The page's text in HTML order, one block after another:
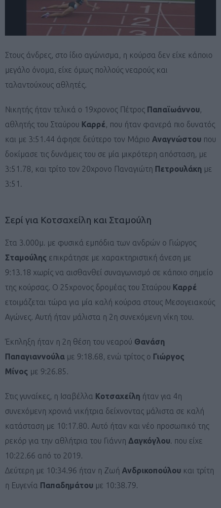
Στους άνδρες, στο ίδιο αγώνισμα, η κούρσα δεν είχε κάποιο
μεγάλο όνομα, είχε όμως πολλούς νεαρούς και
ταλαντούχους αθλητές.
Νικητής ήταν τελικά ο 19χρονος Πέτρος Παπαϊωάννου,
αθλητής του Σταύρου Καρρέ, που ήταν φανερά πιο δυνατός
και με 3:51.44 άφησε δεύτερο τον Μάριο Αναγνώστου που
δοκίμασε τις δυνάμεις του σε μία μικρότερη απόσταση, με
3:51.78, και τρίτο τον 20χρονο Παναγιώτη Πετρουλάκη με
3:51.
Σερί για Κοτσαχείλη και Σταμούλη
Στα 3.000μ. με φυσικά εμπόδια των ανδρών ο Γιώργος
Σταμούλης επικράτησε με χαρακτηριστική άνεση με
9:13.18 χωρίς να αισθανθεί συναγωνισμό σε κάποιο σημείο
της κούρσας. Ο 25χρονος δρομέας του Σταύρου Καρρέ
ετοιμάζεται τώρα για μία καλή κούρσα στους Μεσογειακούς
Αγώνες. Αυτή ήταν μάλιστα η 2η συνεχόμενη νίκη του.
Έκπληξη ήταν η 2η θέση του νεαρού Θανάση
Παπαγιαννούλα με 9:18.68, ενώ τρίτος ο Γιώργος
Μίνος με 9:26.85.
Στις γυναίκες, η Ισαβέλλα Κοτσαχείλη ήταν για 4η
συνεχόμενη χρονιά νικήτρια δείχνοντας μάλιστα σε καλή
κατάσταση με 10:17.80. Αυτό ήταν και νέο προσωπικό της
ρεκόρ για την αθλήτρια του Γιάννη Δαγκόγλου. που είχε
10:22.66 από το 2019.
Δεύτερη με 10:34.96 ήταν η Ζωή Ανδρικοπούλου και τρίτη
η Ευγενία Παπαδημάτου με 10:38.79.